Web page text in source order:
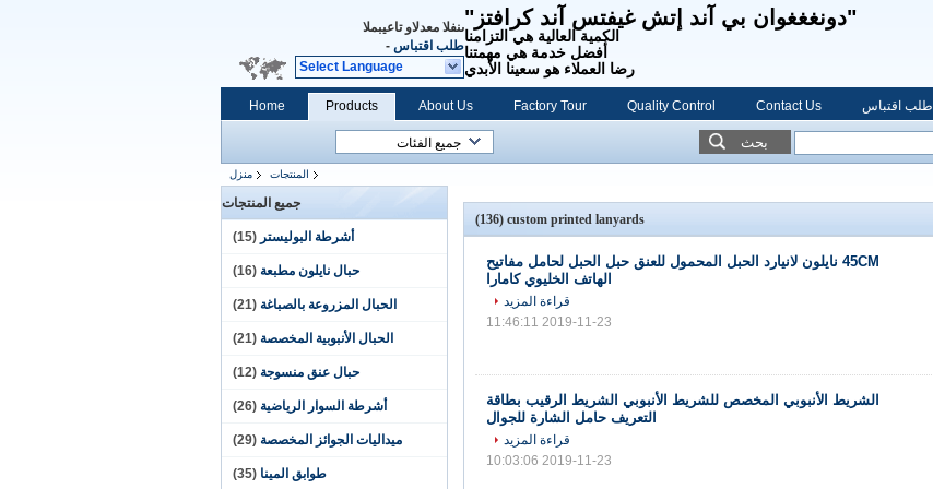
"دونغغغوان بي آند إتش غيفتس آند كرافتز"
الكمية العالية هي التزامنا
أفضل خدمة هي مهمتنا
رضا العملاء هو سعينا الأبدي
المبيعات والدعم الفنى
طلب اقتباس -
Select Language
Home Products About Us Factory Tour Quality Control Contact Us طلب اقتباس
بحث
منزل المنتجات
جميع المنتجات
أشرطة البوليستر (15)
حبال نايلون مطبعة (16)
الحبال المزروعة بالصباغة (21)
الحبال الأنبوبية المخصصة (21)
حبال عنق منسوجة (12)
أشرطة السوار الرياضية (26)
ميداليات الجوائز المخصصة (29)
طوابق المينا (35)
custom printed lanyards
(136)
45CM نايلون لانيارد الحبل المحمول للعنق حبل الحبل لحامل مفاتيح
الهاتف الخليوي كامارا
قراءة المزيد
2019-11-23 11:46:11
الشريط الأنبوبي المخصص للشريط الأنبوبي الشريط الرقيب بطاقة
التعريف حامل الشارة للجوال
قراءة المزيد
2019-11-23 10:03:06